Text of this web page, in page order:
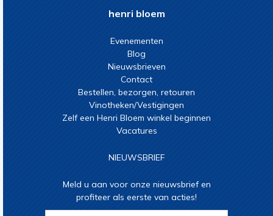
henri bloem
Evenementen
Blog
Nieuwsbrieven
Contact
Bestellen, bezorgen, retouren
Vinotheken/Vestigingen
Zelf een Henri Bloem winkel beginnen
Vacatures
NIEUWSBRIEF
Meld u aan voor onze nieuwsbrief en
profiteer als eerste van acties!